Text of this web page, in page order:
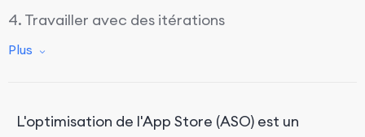
4. Travailler avec des itérations
5. Trouver l'hypothèse de croissance de
7. Surveiller les mots-clés
Plus
L'optimisation de l'App Store (ASO) est un